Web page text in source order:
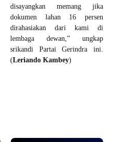
disayangkan memang jika
dokumen lahan 16 persen
dirahasiakan dari kami di
lembaga dewan,” ungkap
srikandi Partai Gerindra ini.
(Leriando Kambey)